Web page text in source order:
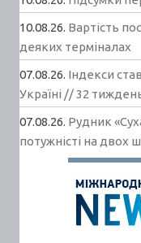
10.08.26. Вартість
деяких терміналах
07.08.26. Індекси
Україні // 32
07.08.26. Рудник
потужністі на двох